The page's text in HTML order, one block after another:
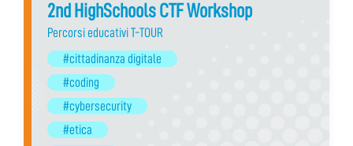
2nd HighSchools CTF Workshop
Percorsi educativi T-TOUR
#cittadinanza digitale
#coding
#cybersecurity
#etica